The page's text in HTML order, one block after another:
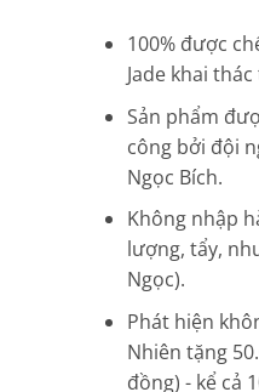
100% được
Jade khai
Sản phẩm
công bởi đội
Ngọc Bích.
Không nhập
lượng, tẩy,
Ngọc).
Phát hiện
Nhiên tặng
đồng) - kể cả